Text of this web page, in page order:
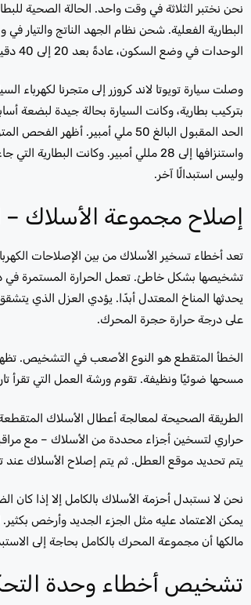
نحن نختبر الثلاثة في وقت واحد. الحالة الصحية
البطارية الفعلية. شحن نظام الجهد الناتج
الوحدات في وضع السكون، عادةً بعد 20 إلى 40 دقيقة من إيقاف التشغيل. تخبرنا النتيجة تحديدًا بأي من الأسباب الثلاثة التي نتعامل معها — قبل طلب أي جزء.
وصلت سيارة تويوتا لاند كروزر إلى متجرنا
واستنزافها إلى 28 مللي أمبير.
وليس استبدالًا آخر.
إصلاح مجموعة الأسلاك –
تعد أخطاء تسخير الأسلاك من بين الإصلاحات
يحدثها المناخ المعتدل أبدًا. يؤدي العزل الذي
على درجة حرارة حجرة المحرك.
الخطأ المتقطع هو النوع الأصعب في التشخيص. تظهر
مسحها ضوئيًا ونظيفة. تقوم ورشة العمل التي تقرأ
الطريقة الصحيحة لمعالجة أعطال الأسلاك
حراري لتسخين أجزاء محددة من الأسلاك – مع مراقبة
يتم تحديد موقع العطل. ثم يتم إصلاح الأسلاك عند
نحن لا نستبدل أحزمة الأسلاك بالكامل إلا إذا
يمكن الاعتماد عليه مثل الجزء الجديد وأرخص
مالكها أن مجموعة المحرك بالكامل بحاجة إلى
تشخيص أخطاء وحدة التحكم